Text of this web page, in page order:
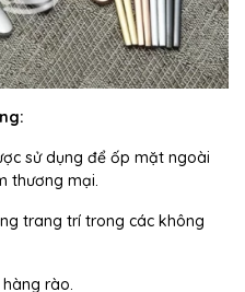
sử dụng để ốp mặt ngoài
thương mại.
trang trí trong các không
rào.